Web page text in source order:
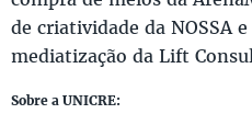
de criatividade da NOSSA
mediatização da Lift
Sobre a UNICRE: